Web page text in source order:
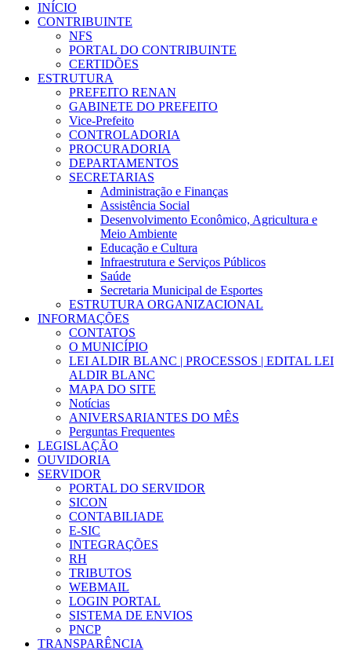
INÍCIO
CONTRIBUINTE
NFS
PORTAL DO CONTRIBUINTE
CERTIDÕES
ESTRUTURA
PREFEITO RENAN
GABINETE DO PREFEITO
Vice-Prefeito
CONTROLADORIA
PROCURADORIA
DEPARTAMENTOS
SECRETARIAS
Administração e Finanças
Assistência Social
Desenvolvimento Econômico, Agricultura e
Meio Ambiente
Educação e Cultura
Infraestrutura e Serviços Públicos
Saúde
Secretaria Municipal de Esportes
ESTRUTURA ORGANIZACIONAL
INFORMAÇÕES
CONTATOS
O MUNICÍPIO
LEI ALDIR BLANC | PROCESSOS | EDITAL LEI
ALDIR BLANC
MAPA DO SITE
Notícias
ANIVERSARIANTES DO MÊS
Perguntas Frequentes
LEGISLAÇÃO
OUVIDORIA
SERVIDOR
PORTAL DO SERVIDOR
SICON
CONTABILIADE
E-SIC
INTEGRAÇÕES
RH
TRIBUTOS
WEBMAIL
LOGIN PORTAL
SISTEMA DE ENVIOS
PNCP
TRANSPARÊNCIA